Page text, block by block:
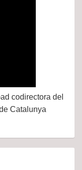
codirectora del
Catalunya